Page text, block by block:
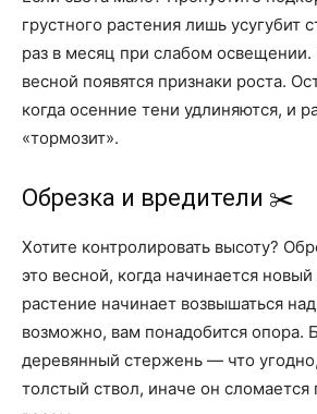
грустного растения лишь усугубит
раз в месяц при слабом освещении.
весной появятся признаки роста.
когда осенние тени удлиняются, и
«тормозит».
Обрезка и вредители ✂️
Хотите контролировать высоту?
это весной, когда начинается новый
растение начинает возвышаться
возможно, вам понадобится опора.
деревянный стержень — что
толстый ствол, иначе он